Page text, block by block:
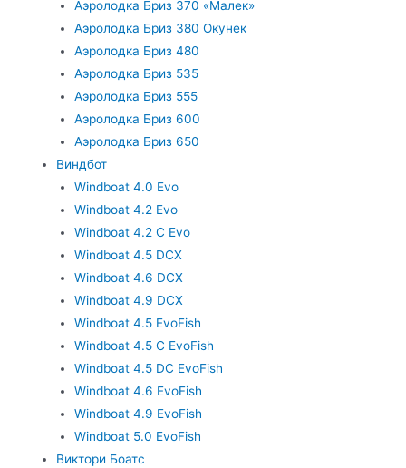
Аэролодка Бриз 370 «Малек»
Аэролодка Бриз 380 Окунек
Аэролодка Бриз 480
Аэролодка Бриз 535
Аэролодка Бриз 555
Аэролодка Бриз 600
Аэролодка Бриз 650
Виндбот
Windboat 4.0 Evo
Windboat 4.2 Evo
Windboat 4.2 C Evo
Windboat 4.5 DCX
Windboat 4.6 DCX
Windboat 4.9 DCX
Windboat 4.5 EvoFish
Windboat 4.5 C EvoFish
Windboat 4.5 DC EvoFish
Windboat 4.6 EvoFish
Windboat 4.9 EvoFish
Windboat 5.0 EvoFish
Виктори Боатс